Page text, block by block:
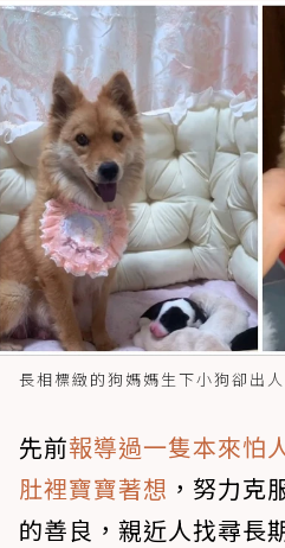
長相標緻的狗媽媽生下小狗卻出
先前報導過一隻本來怕
肚裡寶寶著想 ，努力克
的善良，親近人找尋長